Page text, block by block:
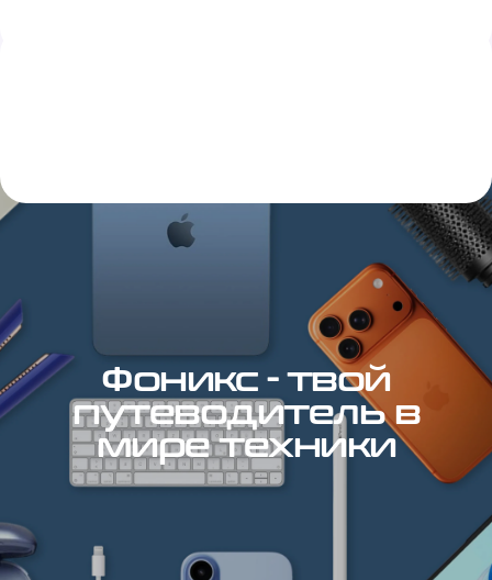
Фоникс - твой
путеводитель в
мире техники